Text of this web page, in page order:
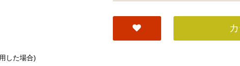
した場合)